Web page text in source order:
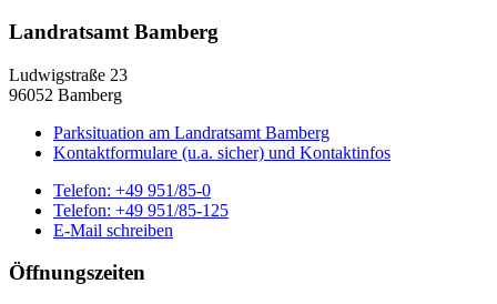
Landratsamt Bamberg
Ludwigstraße 23
96052 Bamberg
Parksituation am Landratsamt Bamberg
Kontaktformulare (u.a. sicher) und Kontaktinfos
Telefon: +49 951/85-0
Telefon: +49 951/85-125
E-Mail schreiben
Öffnungszeiten